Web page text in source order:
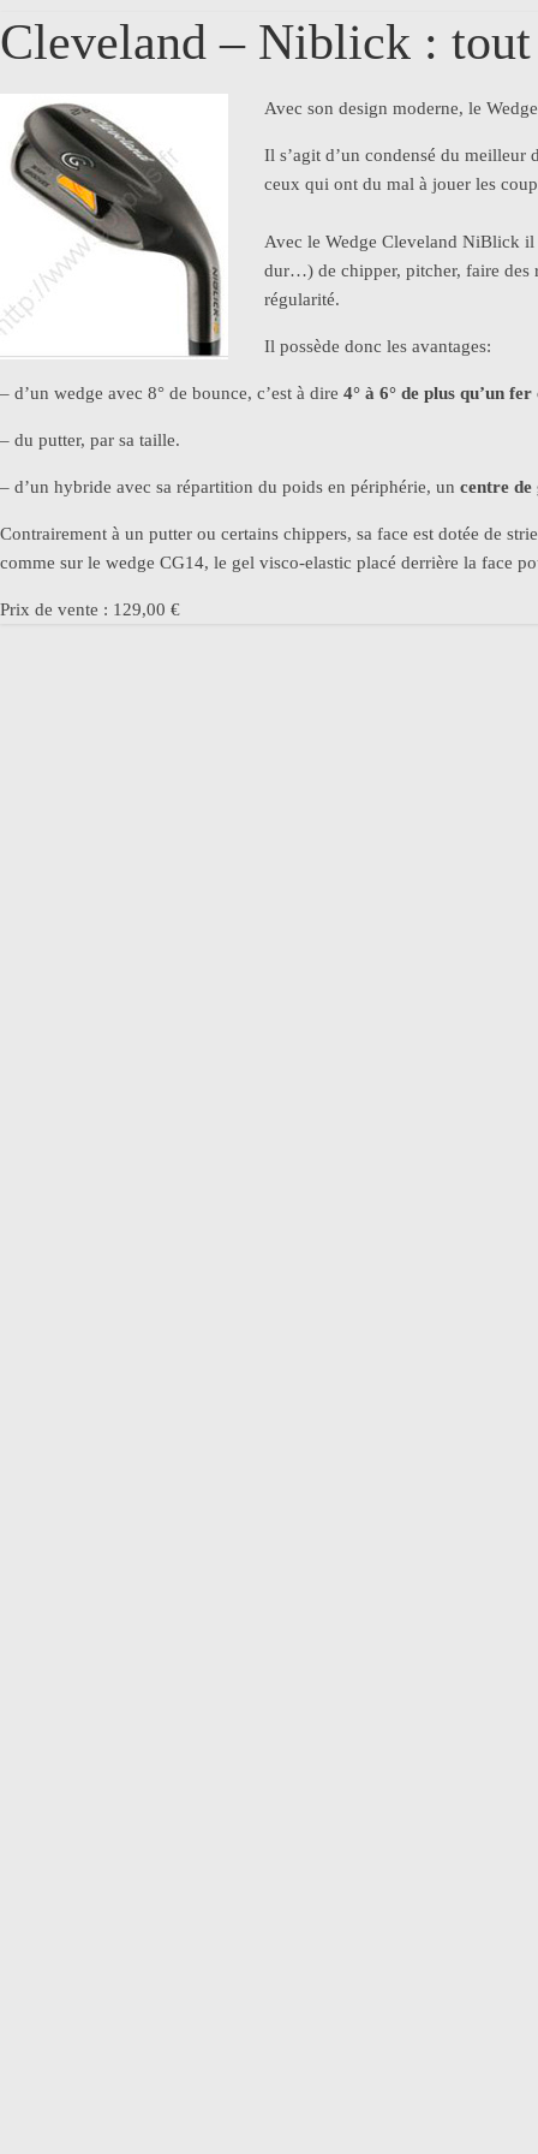
Cleveland – Niblick : tout
Avec son design moderne, le
Il s’agit d’un condensé du meilleur
ceux qui ont du mal à jouer les
Avec le Wedge Cleveland NiBlick
dur…) de chipper, pitcher, faire des
régularité.
Il possède donc les avantages:
– d’un wedge avec 8° de bounce, c’est à dire 4° à 6° de plus qu’un
– du putter, par sa taille.
– d’un hybride avec sa répartition du poids en périphérie, un centre de
Contrairement à un putter ou certains chippers, sa face est dotée de
comme sur le wedge CG14, le gel visco-elastic placé derrière la face
Prix de vente : 129,00 €